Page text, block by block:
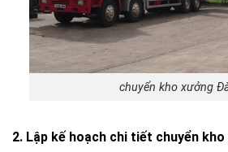
chuyển kho xưởng
2. Lập kế hoạch chi tiết chuyển